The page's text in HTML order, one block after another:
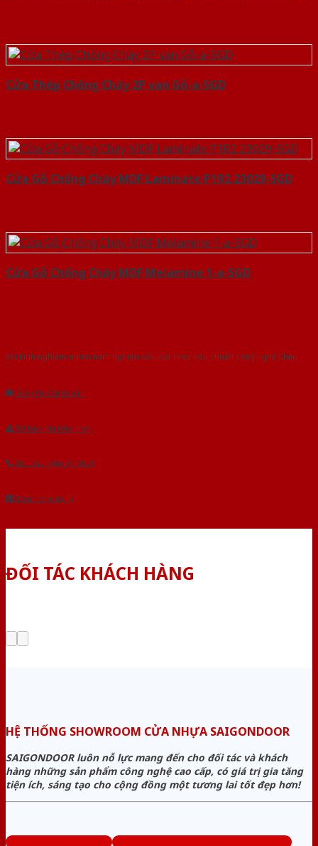
Cửa Thép Chống Cháy 2P van Gỗ-a-SGD
Cửa Gỗ Chống Cháy MDF Laminate P1R2 23029-SGD
Cửa Gỗ Chống Cháy MDF Melamine 1-a-SGD
Với kinh nghiệm nhiêu năm nghiên cứu cửa theo tiêu chuẩn công nghệ Châu
Âu.Chúng tôi tự tin là nhà sản xuất & cung cấp hàng đầu tại Việt Nam!
Gửi yêu cầu tư vấn
Tải báo giá tổng hợp
Yêu cầu gọi lại (3 phút)
Dành cho đại lý
ĐỐI TÁC KHÁCH HÀNG
HỆ THỐNG SHOWROOM CỬA NHỰA SAIGONDOOR
SAIGONDOOR luôn nỗ lực mang đến cho đối tác và khách
hàng những sản phẩm công nghệ cao cấp, có giá trị gia tăng
tiện ích, sáng tạo cho cộng đồng một tương lai tốt đẹp hơn!
www.bancuanhua.com Tổng đài tư vấn miễn phí: 0824.400.400